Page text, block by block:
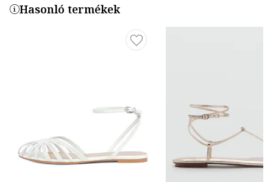
Hasonló termékek